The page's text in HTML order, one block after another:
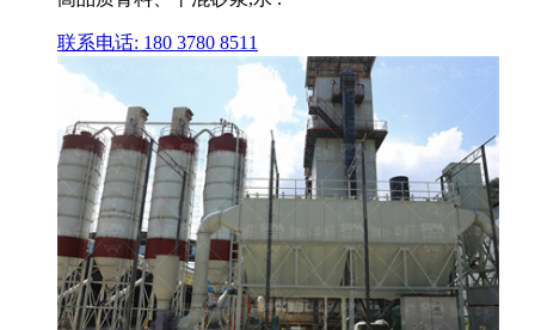
联系电话: 180 3780 8511